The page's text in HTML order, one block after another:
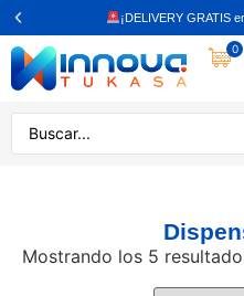
¡DELIVERY GRATIS
0
Mostrando los 5